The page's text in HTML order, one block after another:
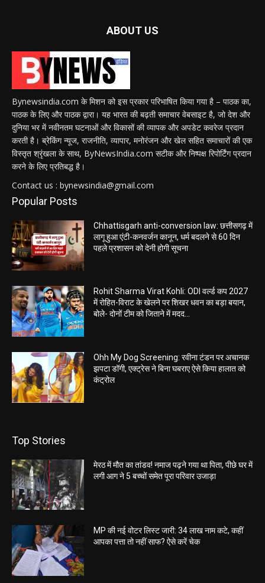
ABOUT US
Bynewsindia.com के मिशन को इस प्रकार परिभाषित किया गया है – पाठक का,
पाठक के लिए और पाठक द्वारा। यह भारत की बढ़ती समाचार वेबसाइट है, जो देश और
दुनिया भर में नवीनतम घटनाओं और विकासों की व्यापक और अपडेट कवरेज प्रदान
करती है। ब्रेकिंग न्यूज, राजनीति, व्यापार, मनोरंजन और खेल सहित समाचारों की एक
विस्तृत श्रृंखला के साथ, ByNewsIndia.com सटीक और निष्पक्ष रिपोर्टिंग प्रदान
करने के लिए प्रतिबद्ध है।
Contact us : bynewsindia@gmail.com
Popular Posts
Chhattisgarh anti-conversion law: छत्तीसगढ़ में
लागू हुआ एंटी-कनवर्जन कानून, धर्म बदलने से 60 दिन
पहले प्रशासन को देनी होगी सूचना
Rohit Sharma Virat Kohli: ODI वर्ल्ड कप 2027
में रोहित-विराट के खेलने पर शिखर धवन का बड़ा बयान,
बोले- दोनों टीम को जिताने में मदद...
Ohh My Dog Screening: रवीना टंडन पर अचानक
झपटा डॉगी, एक्ट्रेस ने बिना घबराए ऐसे किया हालात को
कंट्रोल
Top Stories
मेरठ में मौत का तांडव! नमाज पढ़ने गया था पिता, पीछे घर में
लगी आग ने 5 बच्चों समेत पूरा परिवार उजाड़ा
MP की नई वोटर लिस्ट जारी: 34 लाख नाम कटे, कहीं
आपका पत्ता तो नहीं साफ? ऐसे करें चेक